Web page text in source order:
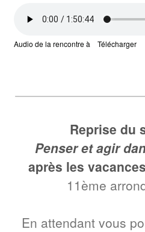
Audio de la rencontre à Télécharger
Reprise du
Penser et agir
après les
11ème
En attendant vous